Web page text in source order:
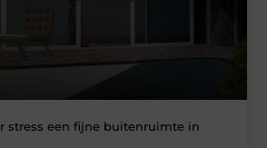
stress een fijne buitenruimte in